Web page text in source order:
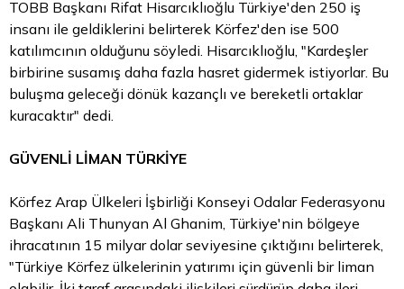
TOBB Başkanı Rifat Hisarcıklıoğlu Türkiye'den 250 iş
insanı ile geldiklerini belirterek Körfez'den ise 500
katılımcının olduğunu söyledi. Hisarcıklıoğlu, "Kardeşler
birbirine susamış daha fazla hasret gidermek istiyorlar. Bu
buluşma geleceği dönük kazançlı ve bereketli ortaklar
kuracaktır" dedi.
GÜVENLİ LİMAN TÜRKİYE
Körfez Arap Ülkeleri İşbirliği Konseyi Odalar Federasyonu
Başkanı Ali Thunyan Al Ghanim, Türkiye'nin bölgeye
ihracatının 15 milyar dolar seviyesine çıktığını belirterek,
"Türkiye Körfez ülkelerinin yatırımı için güvenli bir liman